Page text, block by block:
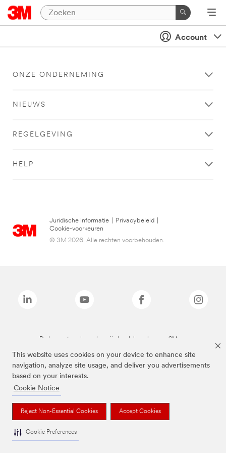
This website uses cookies on your device to enhance site
navigation, analyze site usage, and deliver you advertisements
based on your interests.
Cookie Notice
Reject Non-Essential Cookies Accept Cookies
Cookie Preferences
Account
ONZE ONDERNEMING
NIEUWS
REGELGEVING
HELP
Juridische informatie Privacybeleid
Cookie-voorkeuren
© 3M 2026. Alle rechten voorbehouden.
De bovenstaande merken zijn handelsmerken van 3M.we